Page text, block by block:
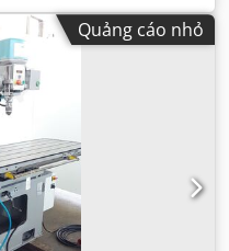
Quảng cáo nhỏ